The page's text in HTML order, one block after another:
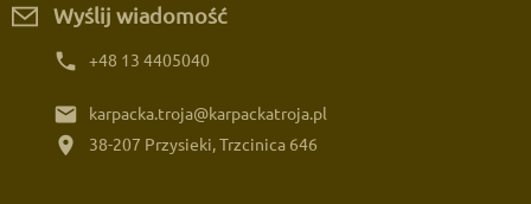
Wyślij wiadomość
phone +48 13 4405040
email karpacka.troja@karpackatroja.pl
location_on 38-207 Przysieki, Trzcinica 646